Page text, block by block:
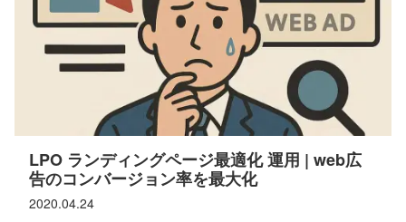
2020.04.24
LPO ランディングページ最適化 運用 | web広
告のコンバージョン率を最大化